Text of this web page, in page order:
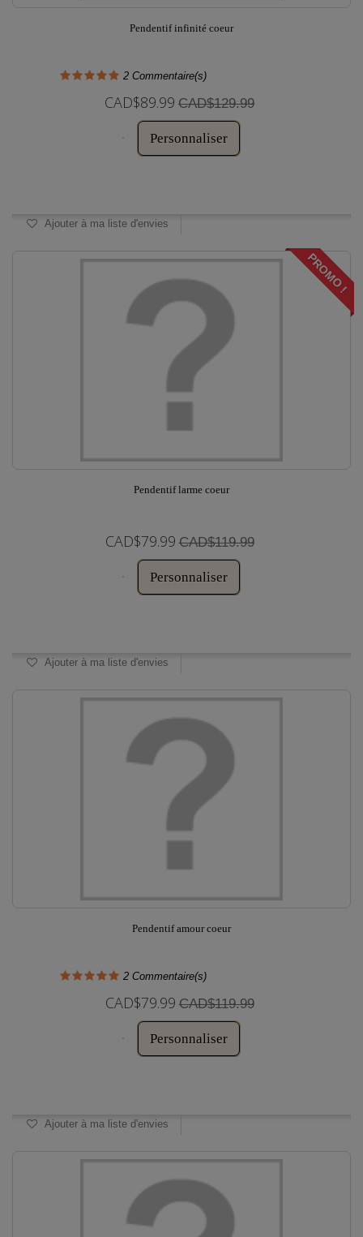
Pendentif infinité coeur
2 Commentaire(s)
CAD$89.99 CAD$129.99
Personnaliser
Ajouter à ma liste d'envies
PROMO !
Pendentif larme coeur
CAD$79.99 CAD$119.99
Personnaliser
Ajouter à ma liste d'envies
Pendentif amour coeur
2 Commentaire(s)
CAD$79.99 CAD$119.99
Personnaliser
Ajouter à ma liste d'envies